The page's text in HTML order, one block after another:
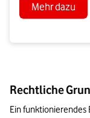
Mehr dazu
Rechtliche
Ein funktionierendes